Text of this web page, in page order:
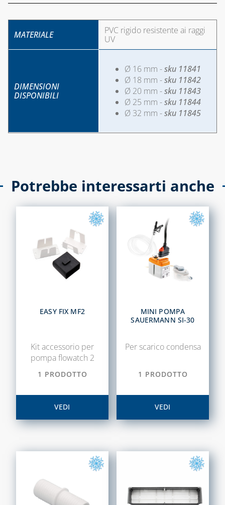
CONTATORI PER
CARTUCCE
ALLACCIAMENTO
LIQUIDI
DISINCROSTANTI
E POMPE DI
LAVAGGIO
PRESSOSTATI
SOLARE TERMICO
FARFALLA E FILTRI
A Y
VALVOLE DI ZONA
VALVOLE
RITEGNO, FONDO
E SICUREZZA
CASSETTE E
SPORTELLI PER
ACQUA E
INTERCETTAZIONE
MATERIALE
PVC rigido resistente ai raggi
UV
DIMENSIONI
DISPONIBILI
Ø 16 mm -sku 11841
Ø 18 mm -sku 11842
Ø 20 mm -sku 11843
Ø 25 mm -sku 11844
Ø 32 mm -sku 11845
Potrebbe interessarti anche
EASY FIX MF2
Kit accessorio per
pompa flowatch 2
1 PRODOTTO
VEDI
MINI POMPA
SAUERMANN SI-30
Per scarico condensa
1 PRODOTTO
VEDI